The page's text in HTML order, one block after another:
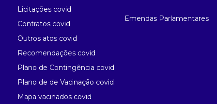
Licitações covid
Contratos covid
Outros atos covid
Recomendações covid
Plano de Contingência covid
Plano de de Vacinação covid
Mapa vacinados covid
Emendas Parlamentares